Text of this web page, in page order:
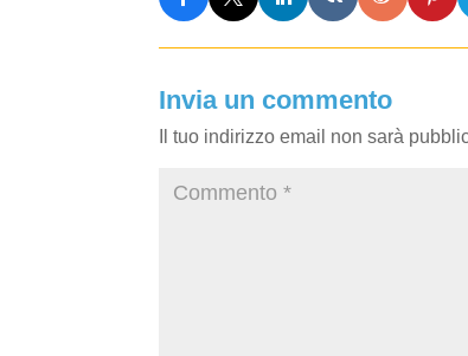
Invia un commento
Il tuo indirizzo email non sarà